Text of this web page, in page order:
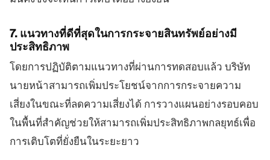
7. แนวทางที่ดีที่สุดในการกระจายสินทรัพย์อย่างมี
ประสิทธิภาพ
โดยการปฏิบัติตามแนวทางที่ผ่านการทดสอบแล้ว บริษัท
นายหน้าสามารถเพิ่มประโยชน์จากการกระจายความ
เสี่ยงในขณะที่ลดความเสี่ยงได้ การวางแผนอย่างรอบคอบ
ในพื้นที่สำคัญช่วยให้สามารถเพิ่มประสิทธิภาพกลยุทธ์เพื่อ
การเติบโตที่ยั่งยืนในระยะยาว